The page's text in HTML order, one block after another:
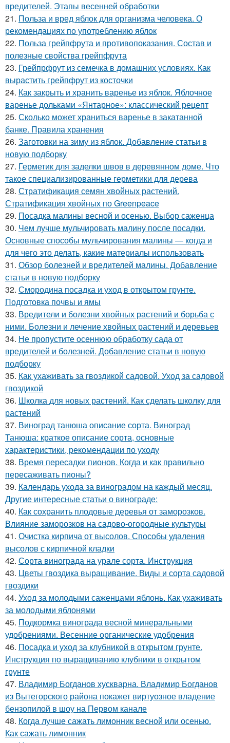
вредителей. Этапы весенней обработки
21. Польза и вред яблок для организма человека. О
рекомендациях по употреблению яблок
22. Польза грейпфрута и противопоказания. Состав и
полезные свойства грейпфрута
23. Грейпрфрут из семечка в домашних условиях. Как
вырастить грейпфрут из косточки
24. Как закрыть и хранить варенье из яблок. Яблочное
варенье дольками «Янтарное»: классический рецепт
25. Сколько может храниться варенье в закатанной
банке. Правила хранения
26. Заготовки на зиму из яблок. Добавление статьи в
новую подборку
27. Герметик для заделки швов в деревянном доме. Что
такое специализированные герметики для дерева
28. Стратификация семян хвойных растений.
Стратификация хвойных по Greenpeace
29. Посадка малины весной и осенью. Выбор саженца
30. Чем лучше мульчировать малину после посадки.
Основные способы мульчирования малины — когда и
для чего это делать, какие материалы использовать
31. Обзор болезней и вредителей малины. Добавление
статьи в новую подборку
32. Смородина посадка и уход в открытом грунте.
Подготовка почвы и ямы
33. Вредители и болезни хвойных растений и борьба с
ними. Болезни и лечение хвойных растений и деревьев
34. Не пропустите осеннюю обработку сада от
вредителей и болезней. Добавление статьи в новую
подборку
35. Как ухаживать за гвоздикой садовой. Уход за садовой
гвоздикой
36. Школка для новых растений. Как сделать школку для
растений
37. Виноград танюша описание сорта. Виноград
Танюша: краткое описание сорта, основные
характеристики, рекомендации по уходу
38. Время пересадки пионов. Когда и как правильно
пересаживать пионы?
39. Календарь ухода за виноградом на каждый месяц.
Другие интересные статьи о винограде:
40. Как сохранить плодовые деревья от заморозков.
Влияние заморозков на садово-огородные культуры
41. Очистка кирпича от высолов. Способы удаления
высолов с кирпичной кладки
42. Сорта винограда на урале сорта. Инструкция
43. Цветы гвоздика выращивание. Виды и сорта садовой
гвоздики
44. Уход за молодыми саженцами яблонь. Как ухаживать
за молодыми яблонями
45. Подкормка винограда весной минеральными
удобрениями. Весенние органические удобрения
46. Посадка и уход за клубникой в открытом грунте.
Инструкция по выращиванию клубники в открытом
грунте
47. Владимир Богданов хускварна. Владимир Богданов
из Вытегорского района покажет виртуозное владение
бензопилой в шоу на Первом канале
48. Когда лучше сажать лимонник весной или осенью.
Как сажать лимонник